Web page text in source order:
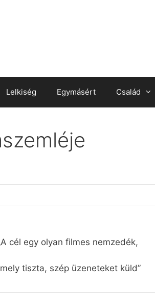
Lelkiség Egymásért Család
cél egy olyan filmes nemzedék,
tiszta, szép üzeneteket küld”